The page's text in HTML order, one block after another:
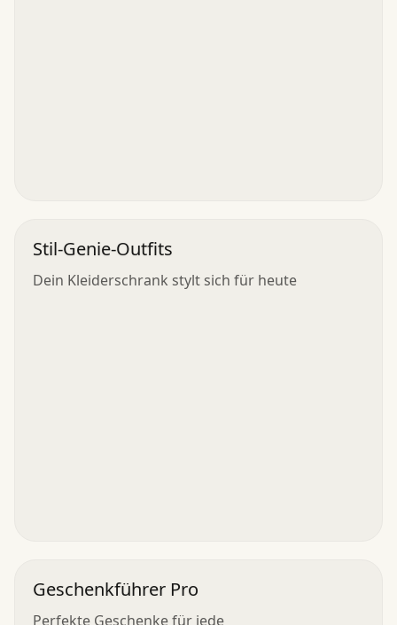
Stil-Genie-Outfits
Dein Kleiderschrank stylt sich für heute
Geschenkführer Pro
Perfekte Geschenke für jede